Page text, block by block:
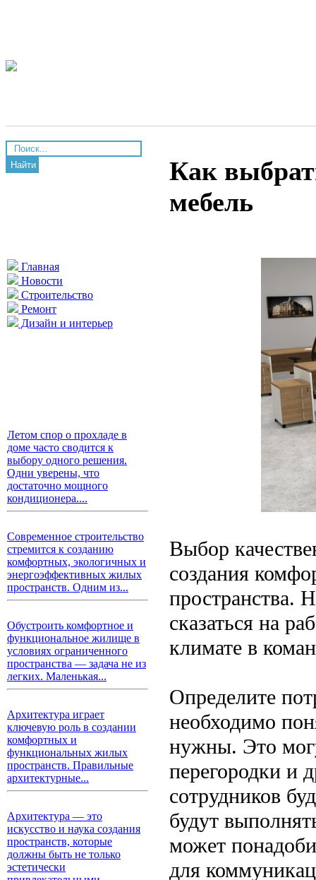
Найти
Главная
Новости
Строительство
Ремонт
Дизайн и интерьер
Летом спор о прохладе в
доме часто сводится к
выбору одного решения.
Одни уверены, что
достаточно мощного
кондиционера....
Современное строительство
стремится к созданию
комфортных, экологичных и
энергоэффективных жилых
пространств. Одним из...
Обустроить комфортное и
функциональное жилище в
условиях ограниченного
пространства — задача не из
легких. Маленькая...
Архитектура играет
ключевую роль в создании
комфортных и
функциональных жилых
пространств. Правильные
архитектурные...
Архитектура — это
искусство и наука создания
пространств, которые
должны быть не только
эстетически
Как
мебель
Выбор
создания
пространства.
сказаться на
климате в
Определите
необходимо
нужны. Это
перегородки и
сотрудников
будут
может
для